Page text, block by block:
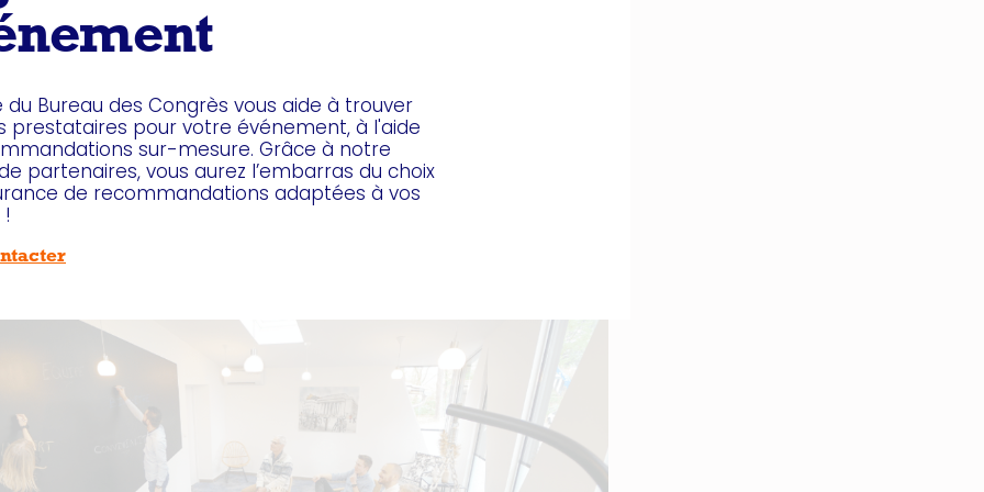
5 salles de séminaires
un bar.
intimiste avec une ambiance personnalisé dans un décor
réunions intimistes.
également de la réservationd’activités team-
un burger quiz, une dégustation de vin ou encore un atelier
du Bureau des Congrès vous aide à trouver
prestataires pour votre événement, à l'aide
sur-mesure. Grâce à notre
partenaires, vous aurez l’embarras du choix
de recommandations adaptées à vos